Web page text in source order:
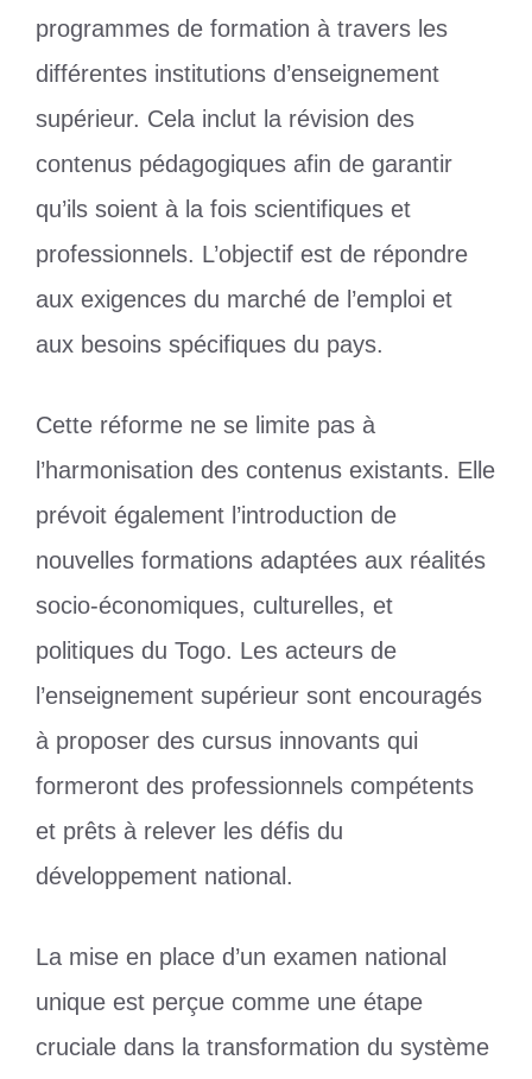
programmes de formation à travers les
différentes institutions d’enseignement
supérieur. Cela inclut la révision des
contenus pédagogiques afin de garantir
qu’ils soient à la fois scientifiques et
professionnels. L’objectif est de répondre
aux exigences du marché de l’emploi et
aux besoins spécifiques du pays.
Cette réforme ne se limite pas à
l’harmonisation des contenus existants. Elle
prévoit également l’introduction de
nouvelles formations adaptées aux réalités
socio-économiques, culturelles, et
politiques du Togo. Les acteurs de
l’enseignement supérieur sont encouragés
à proposer des cursus innovants qui
formeront des professionnels compétents
et prêts à relever les défis du
développement national.
La mise en place d’un examen national
unique est perçue comme une étape
cruciale dans la transformation du système